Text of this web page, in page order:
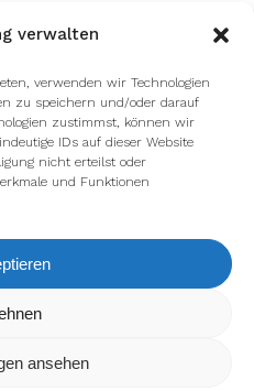
verwalten
verwenden wir Technologien
zu speichern und/oder darauf
zustimmst, können wir
IDs auf dieser Website
nicht erteilst oder
und Funktionen
ansehen
bestmögliche Erfahrung auf
welche Cookies wir